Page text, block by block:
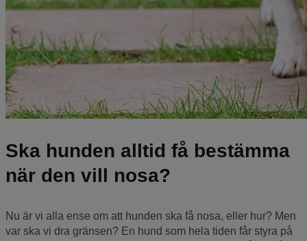
Ska hunden alltid få bestämma
när den vill nosa?
Nu är vi alla ense om att hunden ska få nosa, eller hur? Men
var ska vi dra gränsen? En hund som hela tiden får styra på